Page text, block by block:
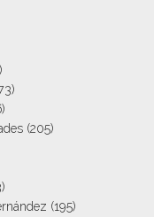
(205)
(195)